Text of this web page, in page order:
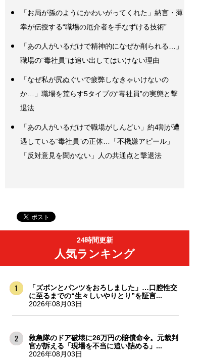
「お局が孫のようにかわいがってくれた」納言・薄
幸が伝授する“職場の厄介者を手なずける技術”
「あの人がいるだけで精神的になぜか削られる…」
職場の“毒社員”は追い出してはいけない理由
「なぜ私が尻ぬぐいで疲弊しなきゃいけないの
か…」職場を荒らす5タイプの“毒社員”の実態と撃
退法
「あの人がいるだけで職場がしんどい」約4割が遭
遇している“毒社員”の正体…「不機嫌アピール」
「反対意見を聞かない」人の共通点と撃退法
24時間更新
人気ランキング
「ズボンとパンツをおろしました」…口腔性交
に至るまでの“生々しいやりとり”を証言...
2026年08月03日
救急隊のドア破壊に26万円の賠償命令。元裁判
官が訴える「現場を不当に追い詰める」...
2026年08月03日